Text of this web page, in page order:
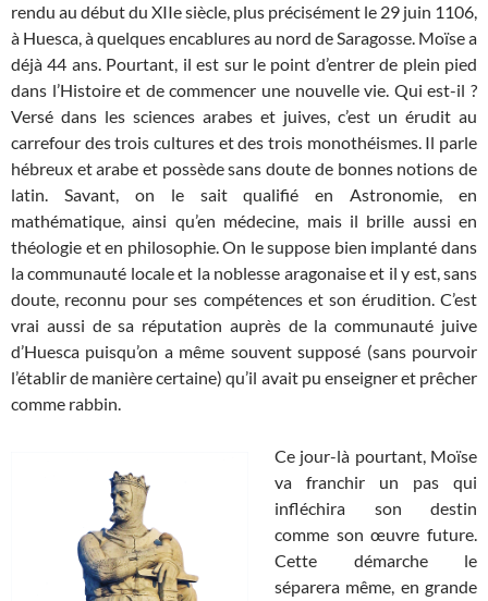
rendu au début du XIIe siècle, plus précisément le 29 juin 1106,
à Huesca, à quelques encablures au nord de Saragosse. Moïse a
déjà 44 ans. Pourtant, il est sur le point d’entrer de plein pied
dans l’Histoire et de commencer une nouvelle vie. Qui est-il ?
Versé dans les sciences arabes et juives, c’est un érudit au
carrefour des trois cultures et des trois monothéismes. Il parle
hébreux et arabe et possède sans doute de bonnes notions de
latin. Savant, on le sait qualifié en Astronomie, en
mathématique, ainsi qu’en médecine, mais il brille aussi en
théologie et en philosophie. On le suppose bien implanté dans
la communauté locale et la noblesse aragonaise et il y est, sans
doute, reconnu pour ses compétences et son érudition. C’est
vrai aussi de sa réputation auprès de la communauté juive
d’Huesca puisqu’on a même souvent supposé (sans pourvoir
l’établir de manière certaine) qu’il avait pu enseigner et prêcher
comme rabbin.
Ce jour-là pourtant, Moïse
va franchir un pas qui
infléchira son destin
comme son œuvre future.
Cette démarche le
séparera même, en grande